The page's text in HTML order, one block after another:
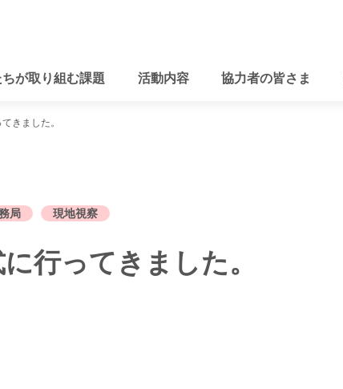
が取り組む課題 活動内容 協力者の皆さま
きました。
局 現地視察
行ってきました。